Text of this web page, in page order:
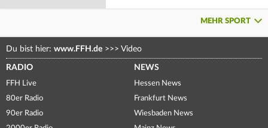
MEHR SPORT
Du bist hier: www.FFH.de >>> Video
RADIO
FFH Live
80er Radio
90er Radio
NEWS
Hessen News
Frankfurt News
Wiesbaden News